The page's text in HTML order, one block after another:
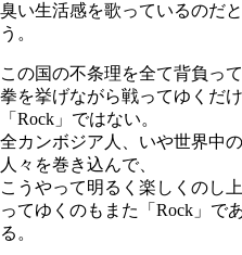
臭い生活感を歌っているのだ
う。
この国の不条理を全て背負って
拳を挙げながら戦ってゆくだ
「Rock」ではない。
全カンボジア人、いや世界中の
人々を巻き込んで、
こうやって明るく楽しくのし
ってゆくのもまた「Rock」で
る。